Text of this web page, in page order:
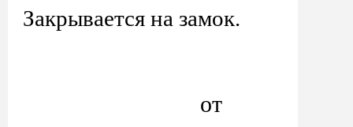
Закрывается на замок.
от